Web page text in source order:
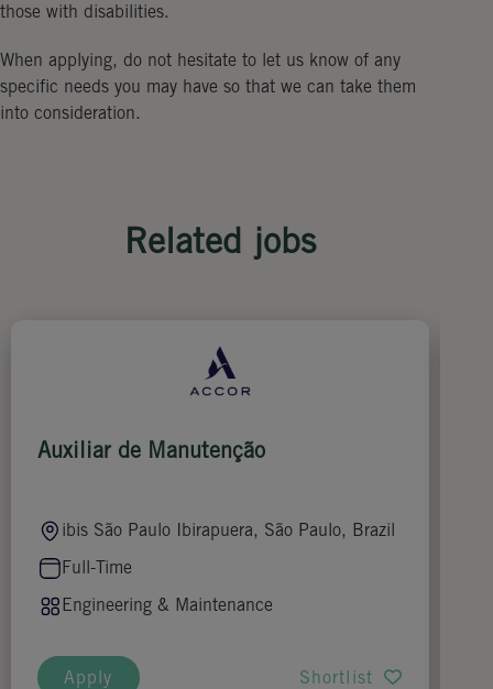
those with disabilities.
When applying, do not hesitate to let us know of any
specific needs you may have so that we can take them
into consideration.
Related jobs
Auxiliar de Manutenção
ibis São Paulo Ibirapuera, São Paulo, Brazil
Full-Time
Engineering & Maintenance
Apply Shortlist